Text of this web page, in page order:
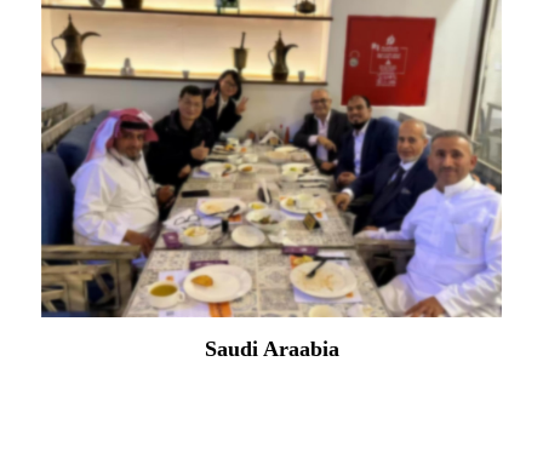
Saudi Araabia